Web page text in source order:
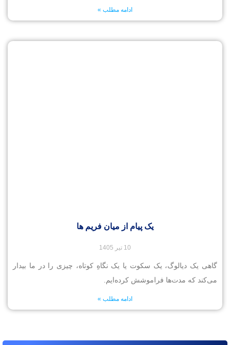
ادامه مطلب »
یک پیام از میان فریم ها
10 تیر 1405
گاهی یک دیالوگ، یک سکوت یا یک نگاهِ کوتاه، چیزی را در ما بیدار
می‌کند که مدت‌ها فراموشش کرده‌ایم. ‌
ادامه مطلب »